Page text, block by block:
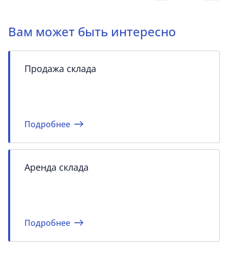
Вам может быть интересно
Продажа склада
Подробнее
Аренда склада
Подробнее